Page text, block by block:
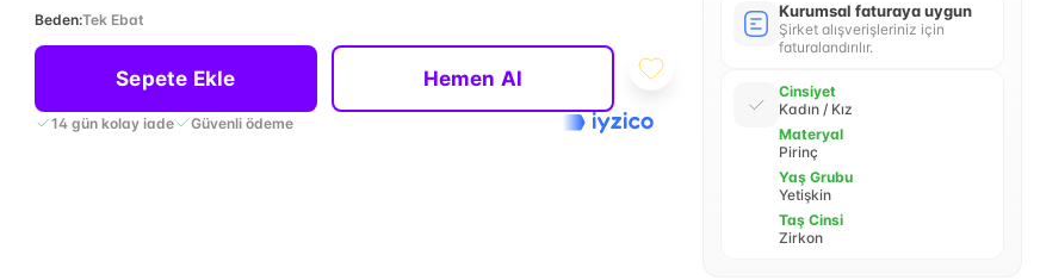
Beden:Tek Ebat
Sepete Ekle Hemen Al
14 gün kolay iade Güvenli ödeme
Kurumsal faturaya uygun
Şirket alışverişleriniz için
faturalandırılır.
Cinsiyet
Kadın / Kız
Materyal
Pirinç
Yaş Grubu
Yetişkin
Taş Cinsi
Zirkon